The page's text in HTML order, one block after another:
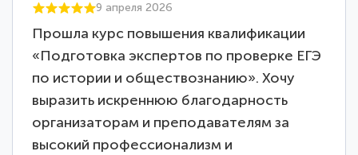
9 апреля 2026
Прошла курс повышения квалификации
«Подготовка экспертов по проверке ЕГЭ
по истории и обществознанию». Хочу
выразить искреннюю благодарность
организаторам и преподавателям за
высокий профессионализм и